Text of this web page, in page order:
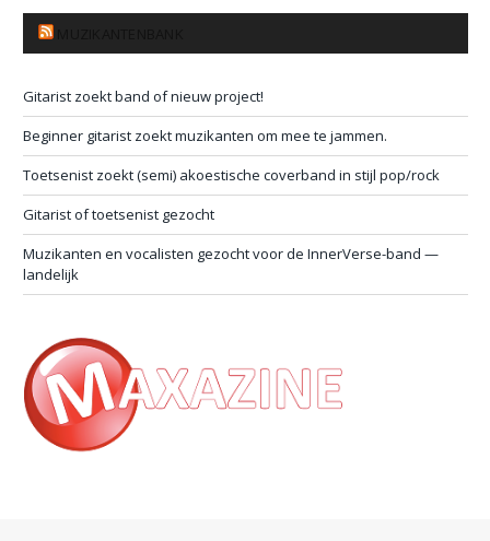
Gitarist zoekt band of nieuw project!
Beginner gitarist zoekt muzikanten om mee te jammen.
Toetsenist zoekt (semi) akoestische coverband in stijl pop/rock
Gitarist of toetsenist gezocht
Muzikanten en vocalisten gezocht voor de InnerVerse-band —
landelijk